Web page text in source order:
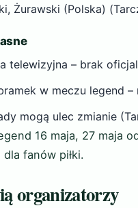
Żurawski (Polska)
telewizyjna – brak
w meczu legend –
mogą ulec zmianie
16 maja, 27 maja
fanów piłki.
organizatorzy